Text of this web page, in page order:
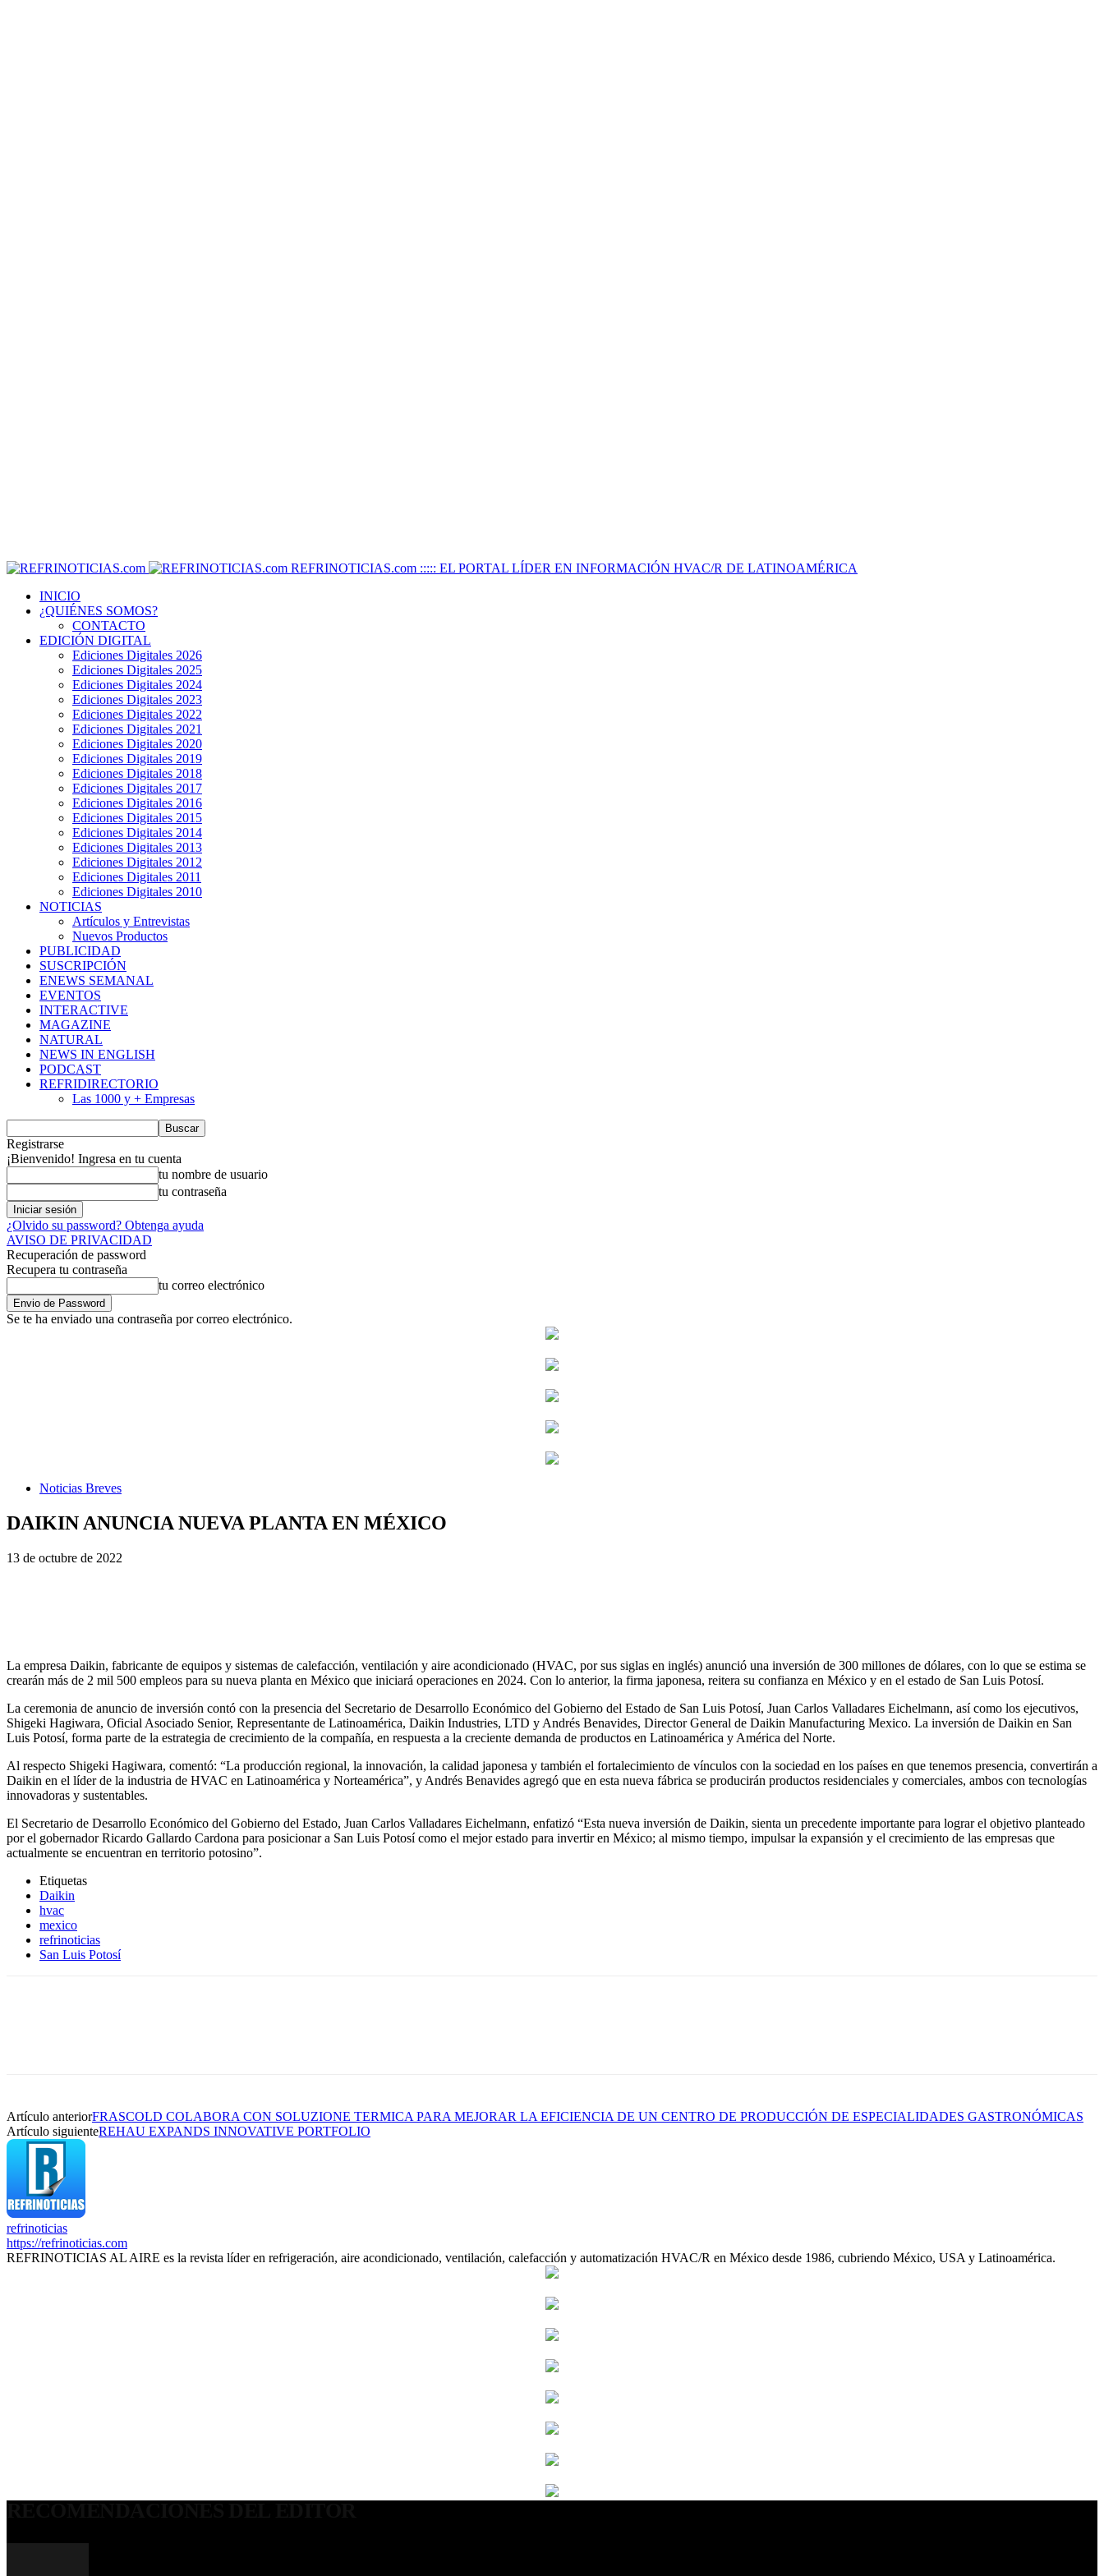
REFRINOTICIAS.com ::::: EL PORTAL LÍDER EN INFORMACIÓN HVAC/R DE LATINOAMÉRICA
INICIO
¿QUIÉNES SOMOS?
CONTACTO
EDICIÓN DIGITAL
Ediciones Digitales 2026
Ediciones Digitales 2025
Ediciones Digitales 2024
Ediciones Digitales 2023
Ediciones Digitales 2022
Ediciones Digitales 2021
Ediciones Digitales 2020
Ediciones Digitales 2019
Ediciones Digitales 2018
Ediciones Digitales 2017
Ediciones Digitales 2016
Ediciones Digitales 2015
Ediciones Digitales 2014
Ediciones Digitales 2013
Ediciones Digitales 2012
Ediciones Digitales 2011
Ediciones Digitales 2010
NOTICIAS
Artículos y Entrevistas
Nuevos Productos
PUBLICIDAD
SUSCRIPCIÓN
ENEWS SEMANAL
EVENTOS
INTERACTIVE
MAGAZINE
NATURAL
NEWS IN ENGLISH
PODCAST
REFRIDIRECTORIO
Las 1000 y + Empresas
Registrarse
¡Bienvenido! Ingresa en tu cuenta
tu nombre de usuario
tu contraseña
¿Olvido su password? Obtenga ayuda
AVISO DE PRIVACIDAD
Recuperación de password
Recupera tu contraseña
tu correo electrónico
Se te ha enviado una contraseña por correo electrónico.
Noticias Breves
DAIKIN ANUNCIA NUEVA PLANTA EN MÉXICO
13 de octubre de 2022
La empresa Daikin, fabricante de equipos y sistemas de calefacción, ventilación y aire acondicionado (HVAC, por sus siglas en inglés) anunció una inversión de 300 millones de dólares, con lo que se estima se
crearán más de 2 mil 500 empleos para su nueva planta en México que iniciará operaciones en 2024. Con lo anterior, la firma japonesa, reitera su confianza en México y en el estado de San Luis Potosí.
La ceremonia de anuncio de inversión contó con la presencia del Secretario de Desarrollo Económico del Gobierno del Estado de San Luis Potosí, Juan Carlos Valladares Eichelmann, así como los ejecutivos,
Shigeki Hagiwara, Oficial Asociado Senior, Representante de Latinoamérica, Daikin Industries, LTD y Andrés Benavides, Director General de Daikin Manufacturing Mexico. La inversión de Daikin en San
Luis Potosí, forma parte de la estrategia de crecimiento de la compañía, en respuesta a la creciente demanda de productos en Latinoamérica y América del Norte.
Al respecto Shigeki Hagiwara, comentó: “La producción regional, la innovación, la calidad japonesa y también el fortalecimiento de vínculos con la sociedad en los países en que tenemos presencia, convertirán a
Daikin en el líder de la industria de HVAC en Latinoamérica y Norteamérica”, y Andrés Benavides agregó que en esta nueva fábrica se producirán productos residenciales y comerciales, ambos con tecnologías
innovadoras y sustentables.
El Secretario de Desarrollo Económico del Gobierno del Estado, Juan Carlos Valladares Eichelmann, enfatizó “Esta nueva inversión de Daikin, sienta un precedente importante para lograr el objetivo planteado
por el gobernador Ricardo Gallardo Cardona para posicionar a San Luis Potosí como el mejor estado para invertir en México; al mismo tiempo, impulsar la expansión y el crecimiento de las empresas que
actualmente se encuentran en territorio potosino”.
Etiquetas
Daikin
hvac
mexico
refrinoticias
San Luis Potosí
Artículo anteriorFRASCOLD COLABORA CON SOLUZIONE TERMICA PARA MEJORAR LA EFICIENCIA DE UN CENTRO DE PRODUCCIÓN DE ESPECIALIDADES GASTRONÓMICAS
Artículo siguienteREHAU EXPANDS INNOVATIVE PORTFOLIO
refrinoticias
https://refrinoticias.com
REFRINOTICIAS AL AIRE es la revista líder en refrigeración, aire acondicionado, ventilación, calefacción y automatización HVAC/R en México desde 1986, cubriendo México, USA y Latinoamérica.